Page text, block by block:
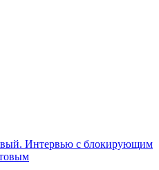
Интервью с блокирующим